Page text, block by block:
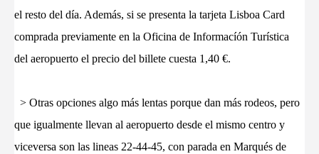
el resto del día. Además, si se presenta la tarjeta Lisboa Card
comprada previamente en la Oficina de Informacíón Turística
del aeropuerto el precio del billete cuesta 1,40 €.
> Otras opciones algo más lentas porque dan más rodeos, pero
que igualmente llevan al aeropuerto desde el mismo centro y
viceversa son las lineas 22-44-45, con parada en Marqués de